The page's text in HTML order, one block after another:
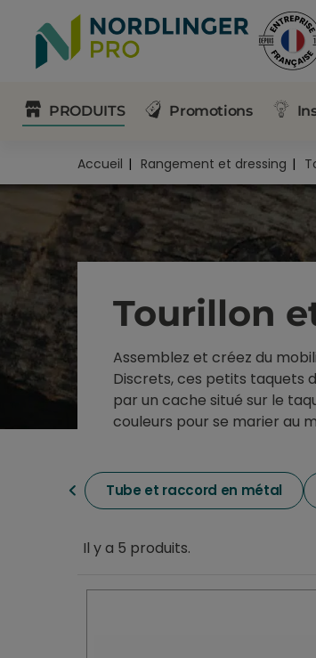
PRODUITS Promotions
Accueil Rangement et dressing
Tourillon
Assemblez et créez du
Discrets, ces petits taquets
par un cache situé sur le
couleurs pour se marier au
Tube et raccord en métal
Il y a 5 produits.